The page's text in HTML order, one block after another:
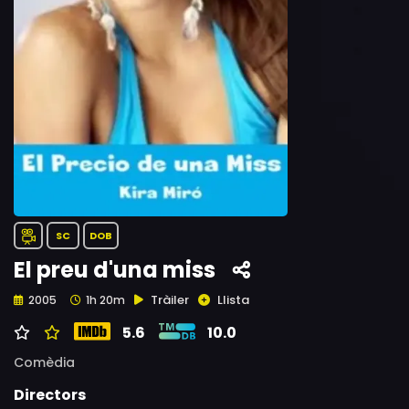
SC DOB
El preu d'una miss
2005 1h 20m Tràiler Llista
5.6 10.0
Comèdia
Directors